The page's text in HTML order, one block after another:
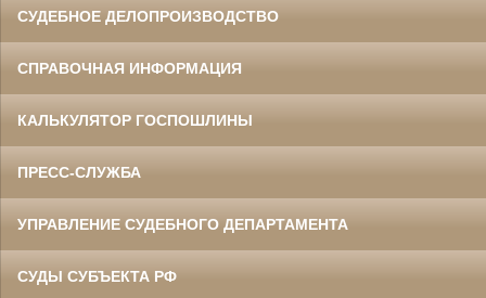
СУДЕБНОЕ ДЕЛОПРОИЗВОДСТВО
СПРАВОЧНАЯ ИНФОРМАЦИЯ
КАЛЬКУЛЯТОР ГОСПОШЛИНЫ
ПРЕСС-СЛУЖБА
УПРАВЛЕНИЕ СУДЕБНОГО ДЕПАРТАМЕНТА
СУДЫ СУБЪЕКТА РФ